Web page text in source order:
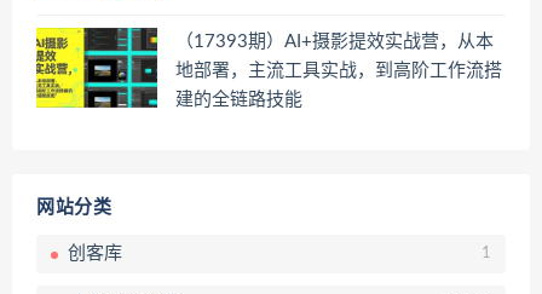
（17393期）AI+摄影提效实战营，从本
地部署，主流工具实战，到高阶工作流搭
建的全链路技能
网站分类
创客库 1